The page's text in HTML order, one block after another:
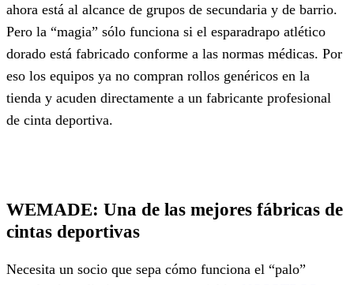
ahora está al alcance de grupos de secundaria y de barrio.
Pero la “magia” sólo funciona si el esparadrapo atlético
dorado está fabricado conforme a las normas médicas. Por
eso los equipos ya no compran rollos genéricos en la
tienda y acuden directamente a un fabricante profesional
de cinta deportiva.
WEMADE: Una de las mejores fábricas de
cintas deportivas
Necesita un socio que sepa cómo funciona el “palo”